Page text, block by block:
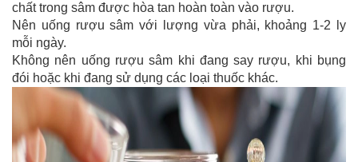
chất trong sâm được hòa tan hoàn toàn vào rượu.
Nên uống rượu sâm với lượng vừa phải, khoảng 1-2 ly
mỗi ngày.
Không nên uống rượu sâm khi đang say rượu, khi bụng
đói hoặc khi đang sử dụng các loại thuốc khác.